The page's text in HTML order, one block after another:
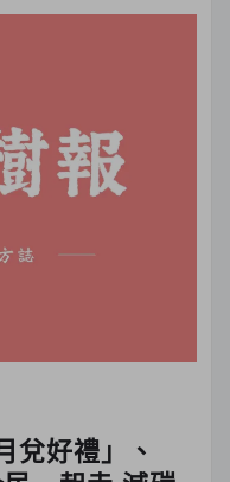
兌好禮」、